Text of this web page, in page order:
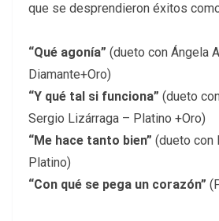
que se desprendieron éxitos
“Qué agonía” (dueto con Ángela
Diamante+Oro)
“Y qué tal si funciona” (dueto
Sergio Lizárraga – Platino +Oro)
“Me hace tanto bien” (dueto con
Platino)
“Con qué se pega un corazón”